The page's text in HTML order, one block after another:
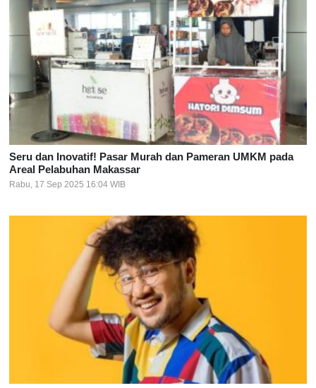
Seru dan Inovatif! Pasar Murah dan Pameran UMKM pada
Areal Pelabuhan Makassar
Rabu, 17 Sep 2025 16:04 WIB